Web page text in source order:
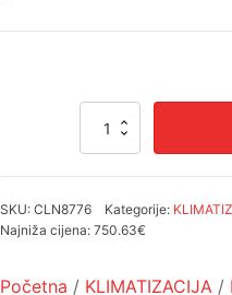
Klima
EF35VGKB-
E1
jedinica
SKU:CLN8776 Kategorije:
Najniža cijena:750.63€
Početna / KLIMATIZACIJA /